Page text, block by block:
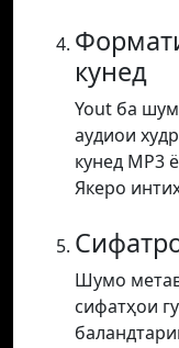
кунед
Yout ба
аудиои
кунед MP3
Якеро
Шумо
сифатҳои